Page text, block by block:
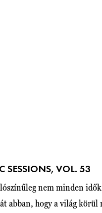
SESSIONS, VOL. 53
nem minden
abban, hogy a világ